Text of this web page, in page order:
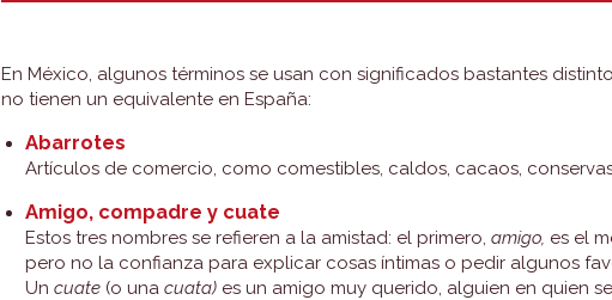
En México, algunos términos se usan con significados bastantes
no tienen un equivalente en España:
Abarrotes
Artículos de comercio, como comestibles, caldos, cacaos,
Amigo, compadre y cuate
Estos tres nombres se refieren a la amistad: el primero,amigo, es el
pero no la confianza para explicar cosas íntimas o pedir algunos
Uncuate (o unacuata) es un amigo muy querido, alguien en quien